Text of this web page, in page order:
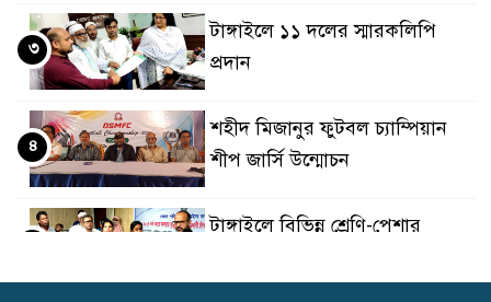
টাঙ্গাইলে ১১ দলের স্মারকলিপি
প্রদান
৩
শহীদ মিজানুর ফুটবল চ্যাম্পিয়ান
শীপ জার্সি উন্মোচন
৪
টাঙ্গাইলে বিভিন্ন শ্রেণি-পেশার
বিতরণ